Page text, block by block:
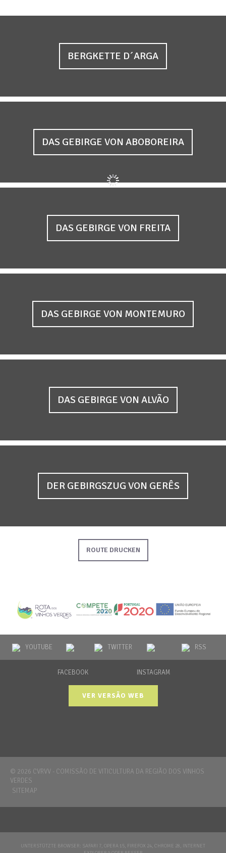
BERGKETTE D´ARGA
DAS GEBIRGE VON ABOBOREIRA
DAS GEBIRGE VON FREITA
DAS GEBIRGE VON MONTEMURO
DAS GEBIRGE VON ALVÃO
DER GEBIRGSZUG VON GERÊS
ROUTE DRUCKEN
YOUTUBE
FACEBOOK
TWITTER
INSTAGRAM
RSS
VER VERSÃO WEB
© 2026 CVRVV - COMISSÃO DE VITICULTURA DA REGIÃO DOS VINHOS
VERDES
SITEMAP
UNTERSTÜTZTE BROWSER: SAFARI 7, OPERA 15, FIREFOX 24, CHROME 28, INTERNET